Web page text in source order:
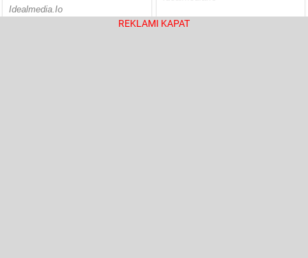
REKLAMI KAPAT